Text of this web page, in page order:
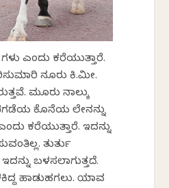
ಎಂದು ಕರೆಯುತ್ತಾರೆ.
ನೂರು ಕಿ.ಮೀ.
ಮೂರು ನಾಲ್ಕು
ಕೊನೆಯ ಲೇನನ್ನು
ಕರೆಯುತ್ತಾರೆ. ಇದನ್ನು
ತುರ್ತು
ಬಳಸಲಾಗುತ್ತದೆ.
ಹಾಡುಹಗಲು. ಯಾವ